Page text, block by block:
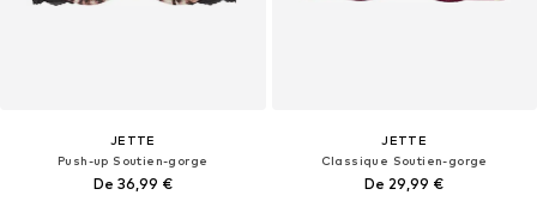
JETTE
Push-up Soutien-gorge
De 36,99 €
JETTE
Classique Soutien-gorge
De 29,99 €